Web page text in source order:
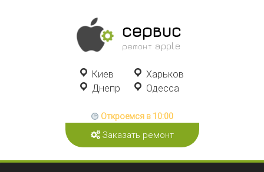
сервис
ремонт apple
Киев
Харьков
Днепр
Одесса
Откроемся в 10:00
Заказать ремонт